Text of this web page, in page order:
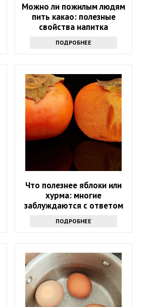
Можно ли пожилым людям
пить какао: полезные
свойства напитка
ПОДРОБНЕЕ
Что полезнее яблоки или
хурма: многие
заблуждаются с ответом
ПОДРОБНЕЕ